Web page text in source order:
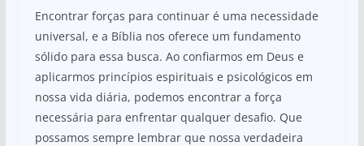
Encontrar forças para continuar é uma necessidade
universal, e a Bíblia nos oferece um fundamento
sólido para essa busca. Ao confiarmos em Deus e
aplicarmos princípios espirituais e psicológicos em
nossa vida diária, podemos encontrar a força
necessária para enfrentar qualquer desafio. Que
possamos sempre lembrar que nossa verdadeira